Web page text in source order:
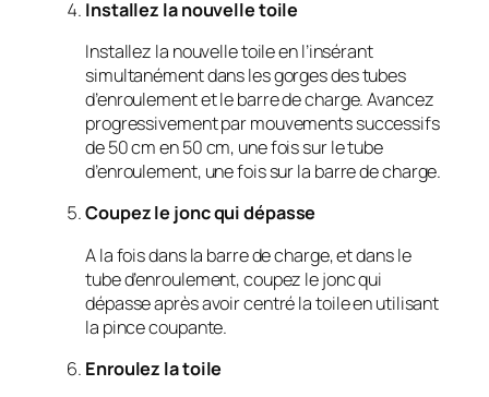
Installez la nouvelle toile
Installez la nouvelle toile en l’insérant
simultanément dans les gorges des tubes
d’enroulement et le barre de charge. Avancez
progressivement par mouvements successifs
de 50 cm en 50 cm, une fois sur le tube
d’enroulement, une fois sur la barre de charge.
Coupez le jonc qui dépasse
A la fois dans la barre de charge, et dans le
tube d’enroulement, coupez le jonc qui
dépasse après avoir centré la toile en utilisant
la pince coupante.
Enroulez la toile